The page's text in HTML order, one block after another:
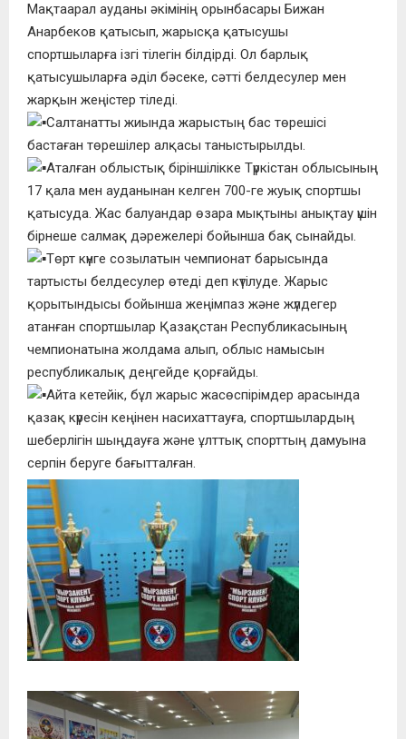
Мақтаарал ауданы әкімінің орынбасары Бижан
Анарбеков қатысып, жарысқа қатысушы
спортшыларға ізгі тілегін білдірді. Ол барлық
қатысушыларға әділ бәсеке, сәтті белдесулер мен
жарқын жеңістер тіледі.
Салтанатты жиында жарыстың бас төрешісі
бастаған төрешілер алқасы таныстырылды.
Аталған облыстық біріншілікке Түркістан облысының
17 қала мен ауданынан келген 700-ге жуық спортшы
қатысуда. Жас балуандар өзара мықтыны анықтау үшін
бірнеше салмақ дәрежелері бойынша бақ сынайды.
Төрт күнге созылатын чемпионат барысында
тартысты белдесулер өтеді деп күтілуде. Жарыс
қорытындысы бойынша жеңімпаз және жүлдегер
атанған спортшылар Қазақстан Республикасының
чемпионатына жолдама алып, облыс намысын
республикалық деңгейде қорғайды.
Айта кетейік, бұл жарыс жасөспірімдер арасында
қазақ күресін кеңінен насихаттауға, спортшылардың
шеберлігін шыңдауға және ұлттық спорттың дамуына
серпін беруге бағытталған.